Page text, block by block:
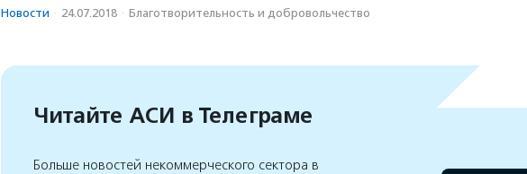
Новости · 24.07.2018 · Благотвори­тель­ность и доброволь­чест­во
Читайте АСИ в Телеграме
Больше новостей некоммерческого сектора в